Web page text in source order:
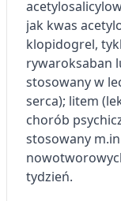
jak kwas
klopidogrel,
rywaroksaban
stosowany w
serca); litem
chorób
stosowany
tydzień.
Identyfikowanie
aktywnie
Cele przetwarzania
Niezbędne
Wydajność
Reklama /